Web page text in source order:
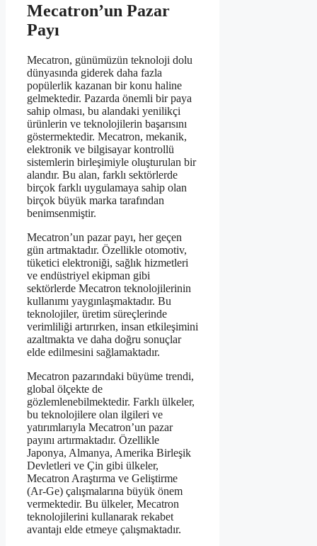
Mecatron’un Pazar
Payı
Mecatron, günümüzün teknoloji dolu
dünyasında giderek daha fazla
popülerlik kazanan bir konu haline
gelmektedir. Pazarda önemli bir paya
sahip olması, bu alandaki yenilikçi
ürünlerin ve teknolojilerin başarısını
göstermektedir. Mecatron, mekanik,
elektronik ve bilgisayar kontrollü
sistemlerin birleşimiyle oluşturulan bir
alandır. Bu alan, farklı sektörlerde
birçok farklı uygulamaya sahip olan
birçok büyük marka tarafından
benimsenmiştir.
Mecatron’un pazar payı, her geçen
gün artmaktadır. Özellikle otomotiv,
tüketici elektroniği, sağlık hizmetleri
ve endüstriyel ekipman gibi
sektörlerde Mecatron teknolojilerinin
kullanımı yaygınlaşmaktadır. Bu
teknolojiler, üretim süreçlerinde
verimliliği artırırken, insan etkileşimini
azaltmakta ve daha doğru sonuçlar
elde edilmesini sağlamaktadır.
Mecatron pazarındaki büyüme trendi,
global ölçekte de
gözlemlenebilmektedir. Farklı ülkeler,
bu teknolojilere olan ilgileri ve
yatırımlarıyla Mecatron’un pazar
payını artırmaktadır. Özellikle
Japonya, Almanya, Amerika Birleşik
Devletleri ve Çin gibi ülkeler,
Mecatron Araştırma ve Geliştirme
(Ar-Ge) çalışmalarına büyük önem
vermektedir. Bu ülkeler, Mecatron
teknolojilerini kullanarak rekabet
avantajı elde etmeye çalışmaktadır.